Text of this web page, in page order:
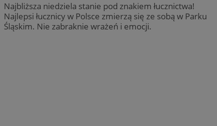
Najbliższa niedziela stanie pod znakiem łucznictwa!
Najlepsi łucznicy w Polsce zmierzą się ze sobą w Parku
Śląskim. Nie zabraknie wrażeń i emocji.